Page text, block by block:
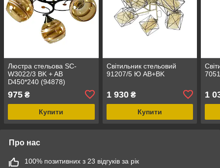
Люстра стельова SC-
W3022/3 BK + AB
D450*240 (94878)
975 ₴
Купити
Світильник стельовий
91207/5 Ю AB+BK
1 930₴
Купити
1
Про нас
100% позитивних з 23 відгуків за рік